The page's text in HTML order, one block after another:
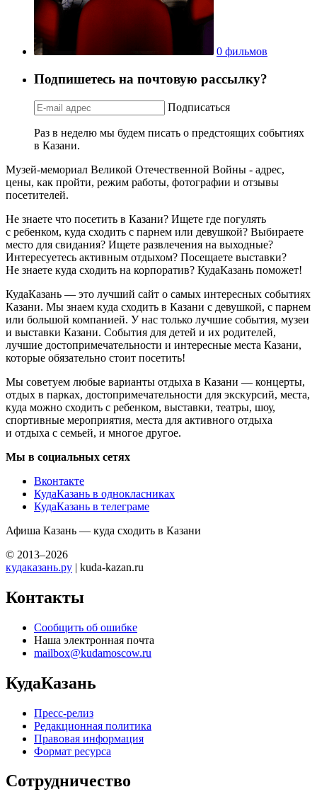
0 фильмов
Подпишетесь на почтовую рассылку?
Подписаться
Раз в неделю мы будем писать о предстоящих событиях
в Казани.
Музей-мемориал Великой Отечественной Войны - адрес,
цены, как пройти, режим работы, фотографии и отзывы
посетителей.
Не знаете что посетить в Казани? Ищете где погулять
с ребенком, куда сходить с парнем или девушкой? Выбираете
место для свидания? Ищете развлечения на выходные?
Интересуетесь активным отдыхом? Посещаете выставки?
Не знаете куда сходить на корпоратив? КудаКазань поможет!
КудаКазань — это лучший сайт о самых интересных событиях
Казани. Мы знаем куда сходить в Казани с девушкой, с парнем
или большой компанией. У нас только лучшие события, музеи
и выставки Казани. События для детей и их родителей,
лучшие достопримечательности и интересные места Казани,
которые обязательно стоит посетить!
Мы советуем любые варианты отдыха в Казани — концерты,
отдых в парках, достопримечательности для экскурсий, места,
куда можно сходить с ребенком, выставки, театры, шоу,
спортивные мероприятия, места для активного отдыха
и отдыха с семьей, и многое другое.
Мы в социальных сетях
Вконтакте
КудаКазань в однокласниках
КудаКазань в телеграме
Афиша Казань — куда сходить в Казани
© 2013–2026
кудаказань.ру | kuda-kazan.ru
Контакты
Сообщить об ошибке
Наша электронная почта
mailbox@kudamoscow.ru
КудаКазань
Пресс-релиз
Редакционная политика
Правовая информация
Формат ресурса
Сотрудничество